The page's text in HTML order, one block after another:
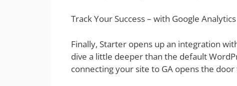
Track Your Success – with Google Analytics
Finally, Starter opens up an integration
dive a little deeper than the default
connecting your site to GA opens the